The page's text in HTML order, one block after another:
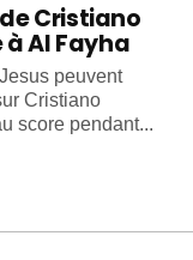
Cristiano
Al Fayha
peuvent
Cristiano
score pendant...